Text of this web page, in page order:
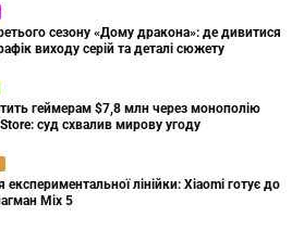
сезону «Дому дракона»: де дивитися
виходу серій та деталі сюжету
геймерам $7,8 млн через монополію
суд схвалив мирову угоду
експериментальної лінійки: Xiaomi готує до
Mix 5